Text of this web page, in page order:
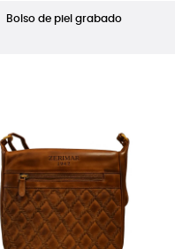
Bolso de piel grabado